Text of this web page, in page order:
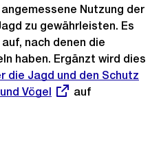
Nutzung der
zu gewährleisten. Es
nach denen die
haben. Ergänzt wird dies
die Jagd und den Schutz
Vögel
auf